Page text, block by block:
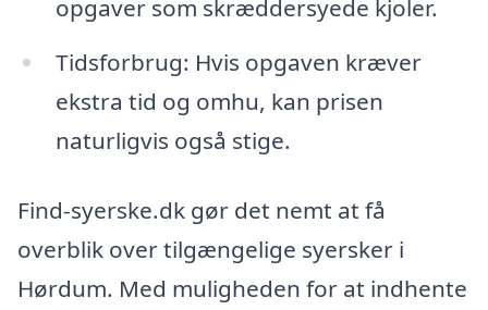
opgaver som skræddersyede kjoler.
Tidsforbrug: Hvis opgaven kræver
ekstra tid og omhu, kan prisen
naturligvis også stige.
Find-syerske.dk gør det nemt at få
overblik over tilgængelige syersker i
Hørdum. Med muligheden for at indhente